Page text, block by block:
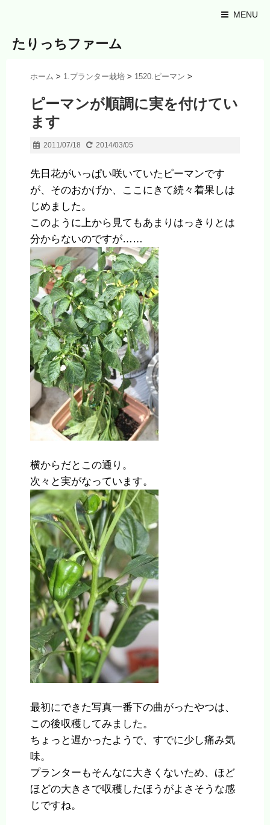
MENU
たりっちファーム
ホーム > 1.プランター栽培 > 1520.ピーマン >
ピーマンが順調に実を付けてい
ます
2011/07/18 2014/03/05
先日花がいっぱい咲いていたピーマンです
が、そのおかげか、ここにきて続々着果しは
じめました。
このように上から見てもあまりはっきりとは
分からないのですが……
横からだとこの通り。
次々と実がなっています。
最初にできた写真一番下の曲がったやつは、
この後収穫してみました。
ちょっと遅かったようで、すでに少し痛み気
味。
プランターもそんなに大きくないため、ほど
ほどの大きさで収穫したほうがよさそうな感
じですね。